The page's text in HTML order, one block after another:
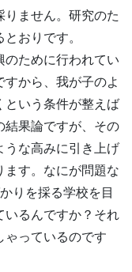
りません。研究のた
おりです。
のために行われてい
すから、我が子のよ
という条件が整えば
結果論ですが、その
うな高みに引き上げ
ます。なにが問題な
りを採る学校を目
いるんですか？それ
ゃっているのです